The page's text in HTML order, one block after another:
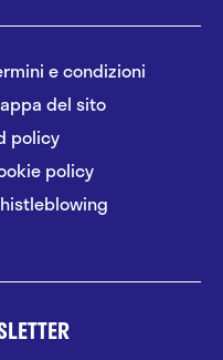
e condizioni
del sito
policy
policy